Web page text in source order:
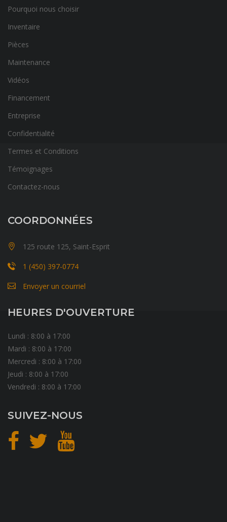
Pourquoi nous choisir
Inventaire
Pièces
Maintenance
Vidéos
Financement
Entreprise
Confidentialité
Termes et Conditions
Témoignages
Contactez-nous
COORDONNÉES
125 route 125, Saint-Esprit
1 (450) 397-0774
Envoyer un courriel
HEURES D'OUVERTURE
Lundi : 8:00 à 17:00
Mardi : 8:00 à 17:00
Mercredi : 8:00 à 17:00
Jeudi : 8:00 à 17:00
Vendredi : 8:00 à 17:00
SUIVEZ-NOUS